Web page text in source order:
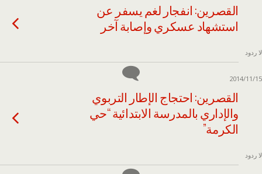
القصرين: انفجار لغم يسفر عن
استشهاد عسكري وإصابة آخر
لا ردود
2014/11/15
القصرين: احتجاج الإطار التربوي
والإداري بالمدرسة الابتدائية “حي
الكرمة”
لا ردود